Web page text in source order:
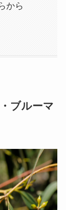
から
ブルーマ